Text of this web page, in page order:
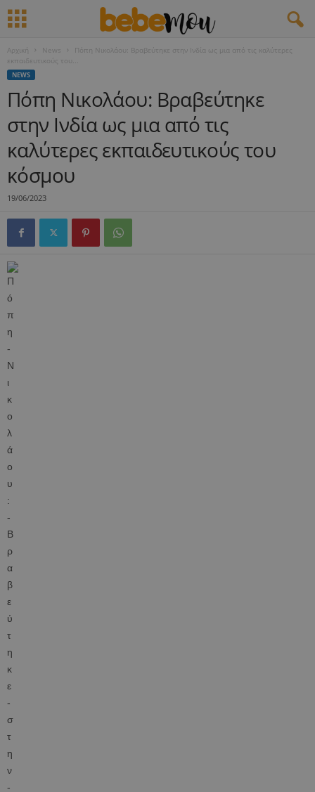
Αρχική News
Πόπη Νικολάου: Βραβεύτηκε στην Ινδία ως μια από τις καλύτερες
εκπαιδευτικούς του...
NEWS
Πόπη Νικολάου: Βραβεύτηκε
στην Ινδία ως μια από τις
καλύτερες εκπαιδευτικούς του
κόσμου
19/06/2023